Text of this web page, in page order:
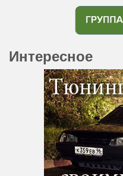
Интересное